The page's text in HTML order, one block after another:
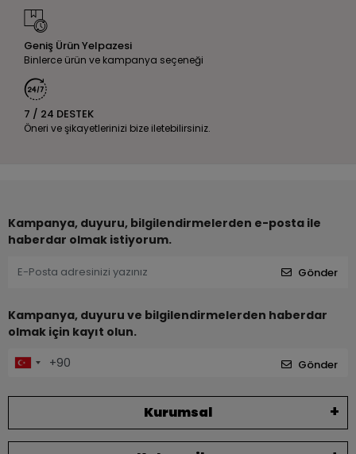
Geniş Ürün Yelpazesi
Binlerce ürün ve kampanya seçeneği
7 / 24 DESTEK
Öneri ve şikayetlerinizi bize iletebilirsiniz.
Kampanya, duyuru, bilgilendirmelerden e-posta ile
haberdar olmak istiyorum.
Gönder
Kampanya, duyuru ve bilgilendirmelerden haberdar
olmak için kayıt olun.
Gönder
Kurumsal